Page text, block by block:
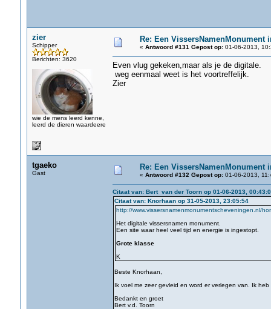
zier
Schipper
Berichten: 3620
wie de mens leerd kenne,
leerd de dieren waardeere
Re: Een VissersNamenMonument
« Antwoord #131 Gepost op:01-06-2013,
Even vlug gekeken,maar als je de digitale.
weg eenmaal weet is het voortreffelijk.
Zier
tgaeko
Gast
Re: Een VissersNamenMonument
« Antwoord #132 Gepost op:01-06-2013,
Citaat van: Bert van der Toorn op 01-06-2013,
Citaat van: Knorhaan op 31-05-2013, 23:05:54
http://www.vissersnamenmonumentscheveningen.nl/
Het digitale vissersnamen monument.
Een site waar heel veel tijd en energie is ingestopt.
Grote klasse
K
Beste Knorhaan,
Ik voel me zeer gevleid en word er verlegen van. Ik
Bedankt en groet
Bert v.d. Toorn